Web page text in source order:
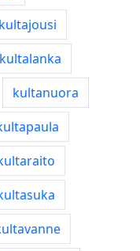
kultajousi
kultalanka
kultanuora